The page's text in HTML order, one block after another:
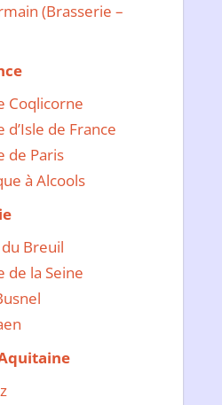
(Brasserie –
Coqlicorne
d’Isle de France
de Paris
à Alcools
Breuil
de la Seine